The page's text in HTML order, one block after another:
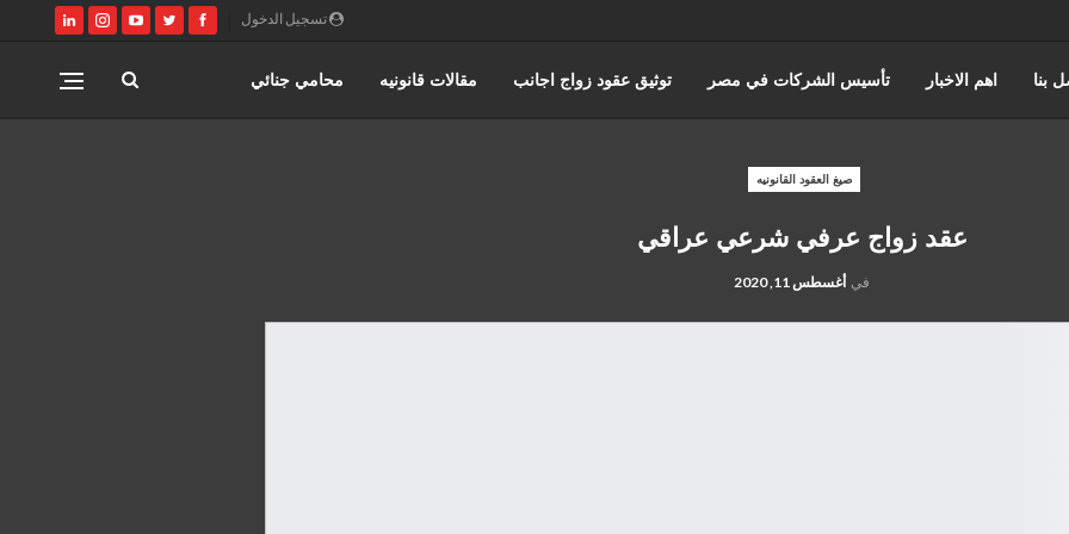
تسجيل الدخول
بنا اهم الاخبار تأسيس الشركات في مصر توثيق عقود زواج اجانب مقالات قانونيه محامي جنائي
والقضاء الاداري القانون المصري محامي مدني
صيغ العقود القانونيه
عقد زواج عرفي شرعي عراقي
في أغسطس 11, 2020